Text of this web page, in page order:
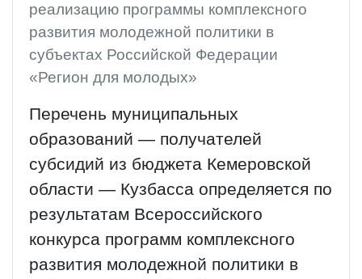
реализацию программы комплексного
развития молодежной политики в
субъектах Российской Федерации
«Регион для молодых»
Перечень муниципальных
образований — получателей
субсидий из бюджета Кемеровской
области — Кузбасса определяется по
результатам Всероссийского
конкурса программ комплексного
развития молодежной политики в